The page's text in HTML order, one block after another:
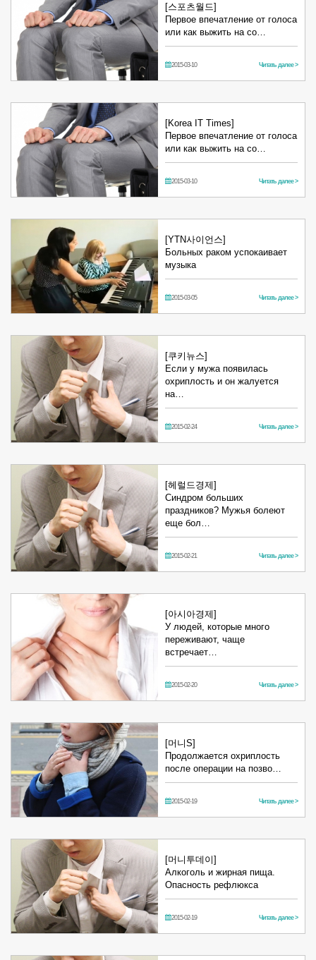
[스포츠월드]
Первое впечатление от голоса
или как выжить на со…
2015-03-10 Читать далее >
[Korea IT Times]
Первое впечатление от голоса
или как выжить на со…
2015-03-10 Читать далее >
[YTN사이언스]
Больных раком успокаивает
музыка
2015-03-05 Читать далее >
[쿠키뉴스]
Если у мужа появилась
охриплость и он жалуется
на…
2015-02-24 Читать далее >
[헤럴드경제]
Синдром больших
праздников? Мужья болеют
еще бол…
2015-02-21 Читать далее >
[아시아경제]
У людей, которые много
переживают, чаще
встречает…
2015-02-20 Читать далее >
[머니S]
Продолжается охриплость
после операции на позво…
2015-02-19 Читать далее >
[머니투데이]
Алкоголь и жирная пища.
Опасность рефлюкса
2015-02-19 Читать далее >